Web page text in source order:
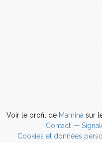
Voir le profil de Mamina sur
Contact
Cookies et données